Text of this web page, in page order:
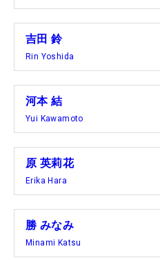
吉田 鈴
Rin Yoshida
河本 結
Yui Kawamoto
原 英莉花
Erika Hara
勝 みなみ
Minami Katsu